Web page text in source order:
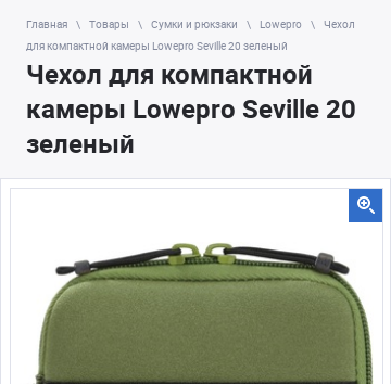
Главная Товары Сумки и рюкзаки Lowepro
Чехол
для компактной камеры Lowepro Seville 20 зеленый
Чехол для компактной
камеры Lowepro Seville 20
зеленый